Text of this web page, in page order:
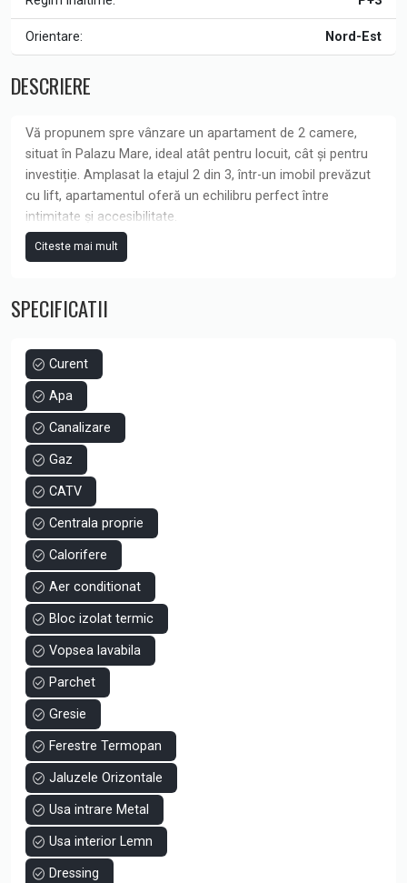
Orientare: Nord-Est
DESCRIERE
Vă propunem spre vânzare un apartament de 2 camere,
situat în Palazu Mare, ideal atât pentru locuit, cât și pentru
investiție. Amplasat la etajul 2 din 3, într-un imobil prevăzut
cu lift, apartamentul oferă un echilibru perfect între
intimitate și accesibilitate.
Cu o suprafață utilă de 54,6 mp, la care se adaugă un
balcon generos de 15,1 mp, locuința este gândită pentru
utilată, fiind pregătită pentru mutare imediată, fără investiții
suplimentare.
oferind siguranță și comoditate zilnică.
Dacă îți dorești un apartament luminos, spațios și situat într-
o zonă liniștită, dar bine conectată la oraș, aceasta este
alegerea ideală!
Pentru mai multe detalii, dar și pentru programarea unei
vizionări, nu ezitați să mă contactați!
Citeste mai mult
SPECIFICATII
Curent
Apa
Canalizare
Gaz
CATV
Centrala proprie
Calorifere
Aer conditionat
Bloc izolat termic
Vopsea lavabila
Parchet
Gresie
Ferestre Termopan
Jaluzele Orizontale
Usa intrare Metal
Usa interior Lemn
Dressing